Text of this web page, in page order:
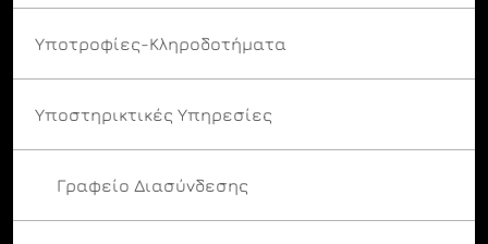
Υποτροφίες-Κληροδοτήματα
Υποστηρικτικές Υπηρεσίες
Γραφείο Διασύνδεσης